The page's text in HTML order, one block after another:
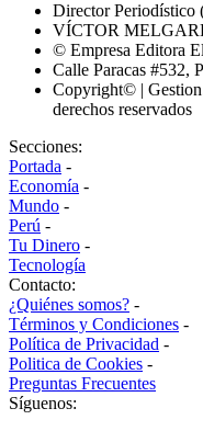
Director Periodístico
VÍCTOR
© Empresa Editora
Calle Paracas #532,
Copyright© |
derechos reservados
Secciones:
Portada -
Economía -
Mundo -
Perú -
Tu Dinero -
Tecnología
Contacto:
¿Quiénes somos? -
Términos y Condiciones -
Política de Privacidad -
Politica de Cookies -
Preguntas Frecuentes
Síguenos: